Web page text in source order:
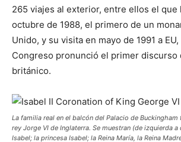
265 viajes al exterior, entre ellos el que
octubre de 1988, el primero de un
Unido, y su visita en mayo de 1991 a
Congreso pronunció el primer discurso
británico.
La familia real en el balcón del Palacio de
rey Jorge VI de Inglaterra. Se muestran (de izquierda a
Isabel; la princesa Isabel; la Reina María, la Reina